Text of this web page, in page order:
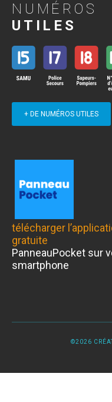
NUMÉROS
UTILES
+ DE NUMÉROS UTILES
télécharger
gratuite
PanneauPocket sur
smartphone
©2026